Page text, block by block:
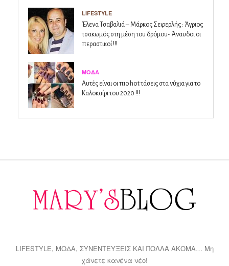
LIFESTYLE
Έλενα Τσαβαλιά – Μάρκος Σεφερλής : Άγριος
τσακωμός στη μέση του δρόμου- Άναυδοι οι
περαστικοί !!!
ΜΌΔΑ
Αυτές είναι οι πιο hot τάσεις στα νύχια για το
Καλοκαίρι του 2020 !!!
LIFESTYLE, ΜΟΔΑ, ΣΥΝΕΝΤΕΥΞΕΙΣ ΚΑΙ ΠΟΛΛΑ ΑΚΟΜΑ… Μη
χάνετε κανένα νέο!